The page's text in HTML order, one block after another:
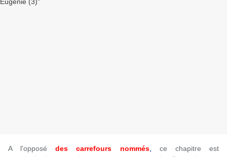
A l'opposé des carrefours nommés,
ce chapitre est